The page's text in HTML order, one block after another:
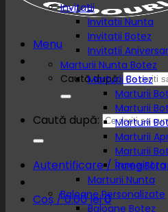
Menu
Caută după:
Caută după:
Autentificare /
Coș /0.00lei0
Invitatii
Invitatii Nunta
Invitatii Botez
Invitatii
Marturii Nunta Botez
Marturii Botez
Marturii
Marturii
Marturii
Marturii
Marturii
Rame
Marturii Nunta
Baloane Personalizate
Baloane Botez